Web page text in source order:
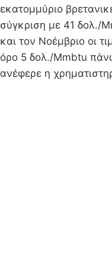
εκατομμύριο
σύγκριση με 41 δολ./
και τον Νοέμβριο οι
όρο 5 δολ./Mmbtu
ανέφερε η